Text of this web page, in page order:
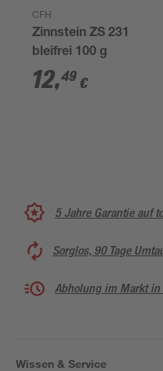
CFH
Zinnstein ZS 231
bleifrei 100 g
12,49 €
5 Jahre Garantie auf
Sorglos, 90 Tage
Abholung im Markt in
Wissen & Service